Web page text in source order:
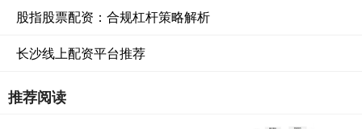
股指股票配资：合规杠杆策略解析
长沙线上配资平台推荐
推荐阅读